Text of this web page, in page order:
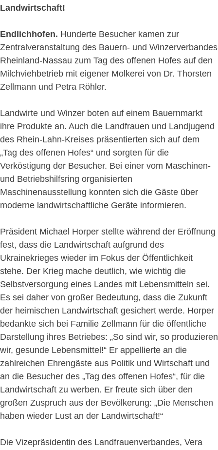
Landwirtschaft!
Endlichhofen. Hunderte Besucher kamen zur
Zentralveranstaltung des Bauern- und Winzerverbandes
Rheinland-Nassau zum Tag des offenen Hofes auf den
Milchviehbetrieb mit eigener Molkerei von Dr. Thorsten
Zellmann und Petra Röhler.
Landwirte und Winzer boten auf einem Bauernmarkt
ihre Produkte an. Auch die Landfrauen und Landjugend
des Rhein-Lahn-Kreises präsentierten sich auf dem
„Tag des offenen Hofes“ und sorgten für die
Verköstigung der Besucher. Bei einer vom Maschinen-
und Betriebshilfsring organisierten
Maschinenausstellung konnten sich die Gäste über
moderne landwirtschaftliche Geräte informieren.
Präsident Michael Horper stellte während der Eröffnung
fest, dass die Landwirtschaft aufgrund des
Ukrainekrieges wieder im Fokus der Öffentlichkeit
stehe. Der Krieg mache deutlich, wie wichtig die
Selbstversorgung eines Landes mit Lebensmitteln sei.
Es sei daher von großer Bedeutung, dass die Zukunft
der heimischen Landwirtschaft gesichert werde. Horper
bedankte sich bei Familie Zellmann für die öffentliche
Darstellung ihres Betriebes: „So sind wir, so produzieren
wir, gesunde Lebensmittel!“ Er appellierte an die
zahlreichen Ehrengäste aus Politik und Wirtschaft und
an die Besucher des „Tag des offenen Hofes“, für die
Landwirtschaft zu werben. Er freute sich über den
großen Zuspruch aus der Bevölkerung: „Die Menschen
haben wieder Lust an der Landwirtschaft!“
Die Vizepräsidentin des Landfrauenverbandes, Vera